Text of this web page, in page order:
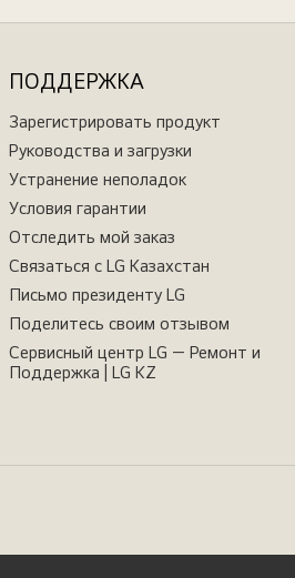
ПОДДЕРЖКА
Зарегистрировать продукт
Руководства и загрузки
Устранение неполадок
Условия гарантии
Отследить мой заказ
Связаться с LG Казахстан
Письмо президенту LG
Поделитесь своим отзывом
Сервисный центр LG — Ремонт и
Поддержка | LG KZ